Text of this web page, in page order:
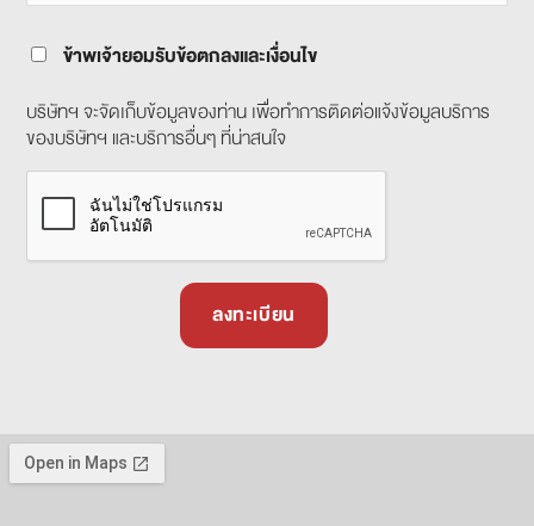
ข้าพเจ้ายอมรับข้อตกลงและเงื่อนไข
บริษัทฯ จะจัดเก็บข้อมูลของท่าน เพื่อทำการติดต่อแจ้งข้อมูลบริการ
ของบริษัทฯ และบริการอื่นๆ ที่น่าสนใจ